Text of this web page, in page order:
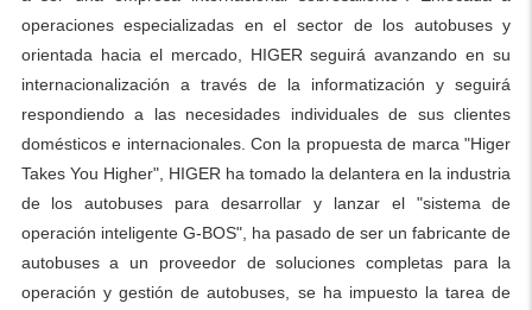
operaciones especializadas en el sector de los autobuses y
orientada hacia el mercado, HIGER seguirá avanzando en su
internacionalización a través de la informatización y seguirá
respondiendo a las necesidades individuales de sus clientes
domésticos e internacionales. Con la propuesta de marca "Higer
Takes You Higher", HIGER ha tomado la delantera en la industria
de los autobuses para desarrollar y lanzar el "sistema de
operación inteligente G-BOS", ha pasado de ser un fabricante de
autobuses a un proveedor de soluciones completas para la
operación y gestión de autobuses, se ha impuesto la tarea de